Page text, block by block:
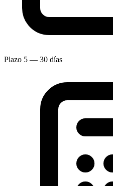
Plazo 5 — 30 días